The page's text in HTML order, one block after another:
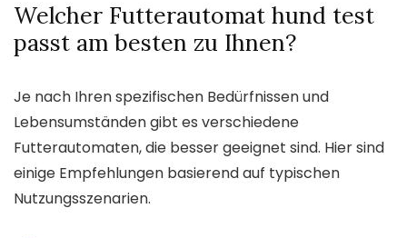
Welcher Futterautomat hund test
passt am besten zu Ihnen?
Je nach Ihren spezifischen Bedürfnissen und
Lebensumständen gibt es verschiedene
Futterautomaten, die besser geeignet sind. Hier sind
einige Empfehlungen basierend auf typischen
Nutzungsszenarien.